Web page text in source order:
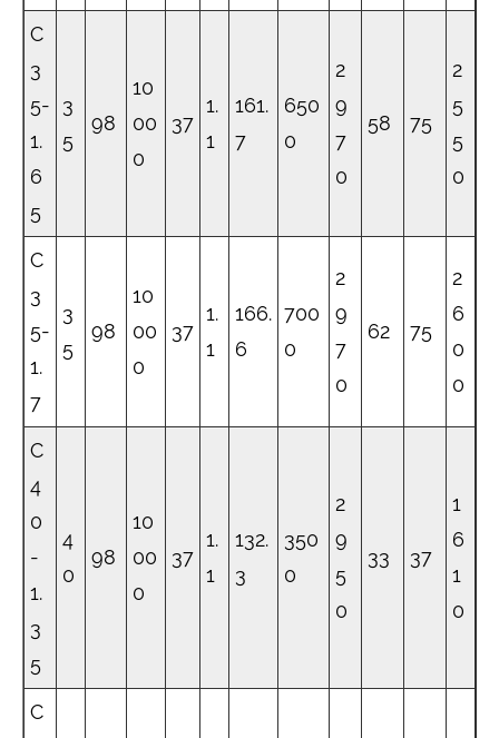
C
3
5-
1.
6
5
3
5
98
10
00
0
37
1.
1
161.
7
650
0
2
9
7
0
58 75
2
5
5
0
C
3
5-
1.
7
3
5
98
10
00
0
37
1.
1
166.
6
700
0
2
9
7
0
62 75
2
6
0
0
C
4
0
-
1.
3
5
4
0
98
10
00
0
37
1.
1
132.
3
350
0
2
9
5
0
33 37
1
6
1
0
C